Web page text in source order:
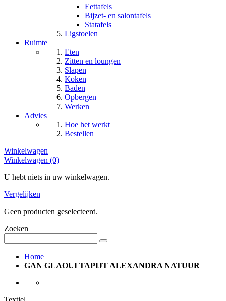
Eettafels
Bijzet- en salontafels
Statafels
Ligstoelen
Ruimte
Eten
Zitten en loungen
Slapen
Koken
Baden
Opbergen
Werken
Advies
Hoe het werkt
Bestellen
Winkelwagen
Winkelwagen (0)
U hebt niets in uw winkelwagen.
Vergelijken
Geen producten geselecteerd.
Zoeken
Home
GAN GLAOUI TAPIJT ALEXANDRA NATUUR